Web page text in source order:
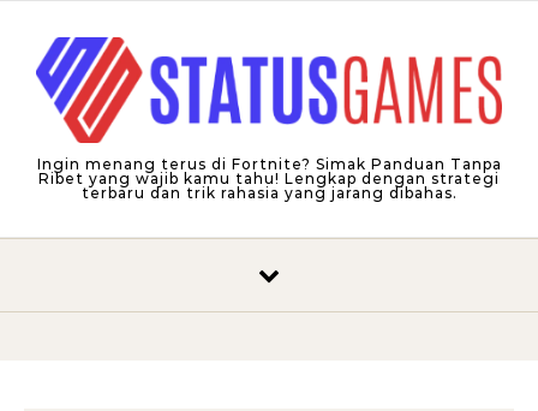
Ingin menang terus di Fortnite? Simak Panduan Tanpa
Ribet yang wajib kamu tahu! Lengkap dengan strategi
terbaru dan trik rahasia yang jarang dibahas.